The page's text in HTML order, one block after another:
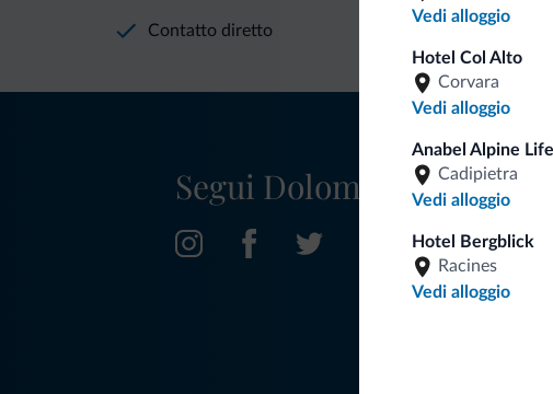
Vedi alloggio
Hotel Col Alto
Corvara
Vedi alloggio
Anabel Alpine
Cadipietra
Vedi alloggio
Hotel Bergblick
Racines
Vedi alloggio
Contatto diretto
Segui Dolomiti.it